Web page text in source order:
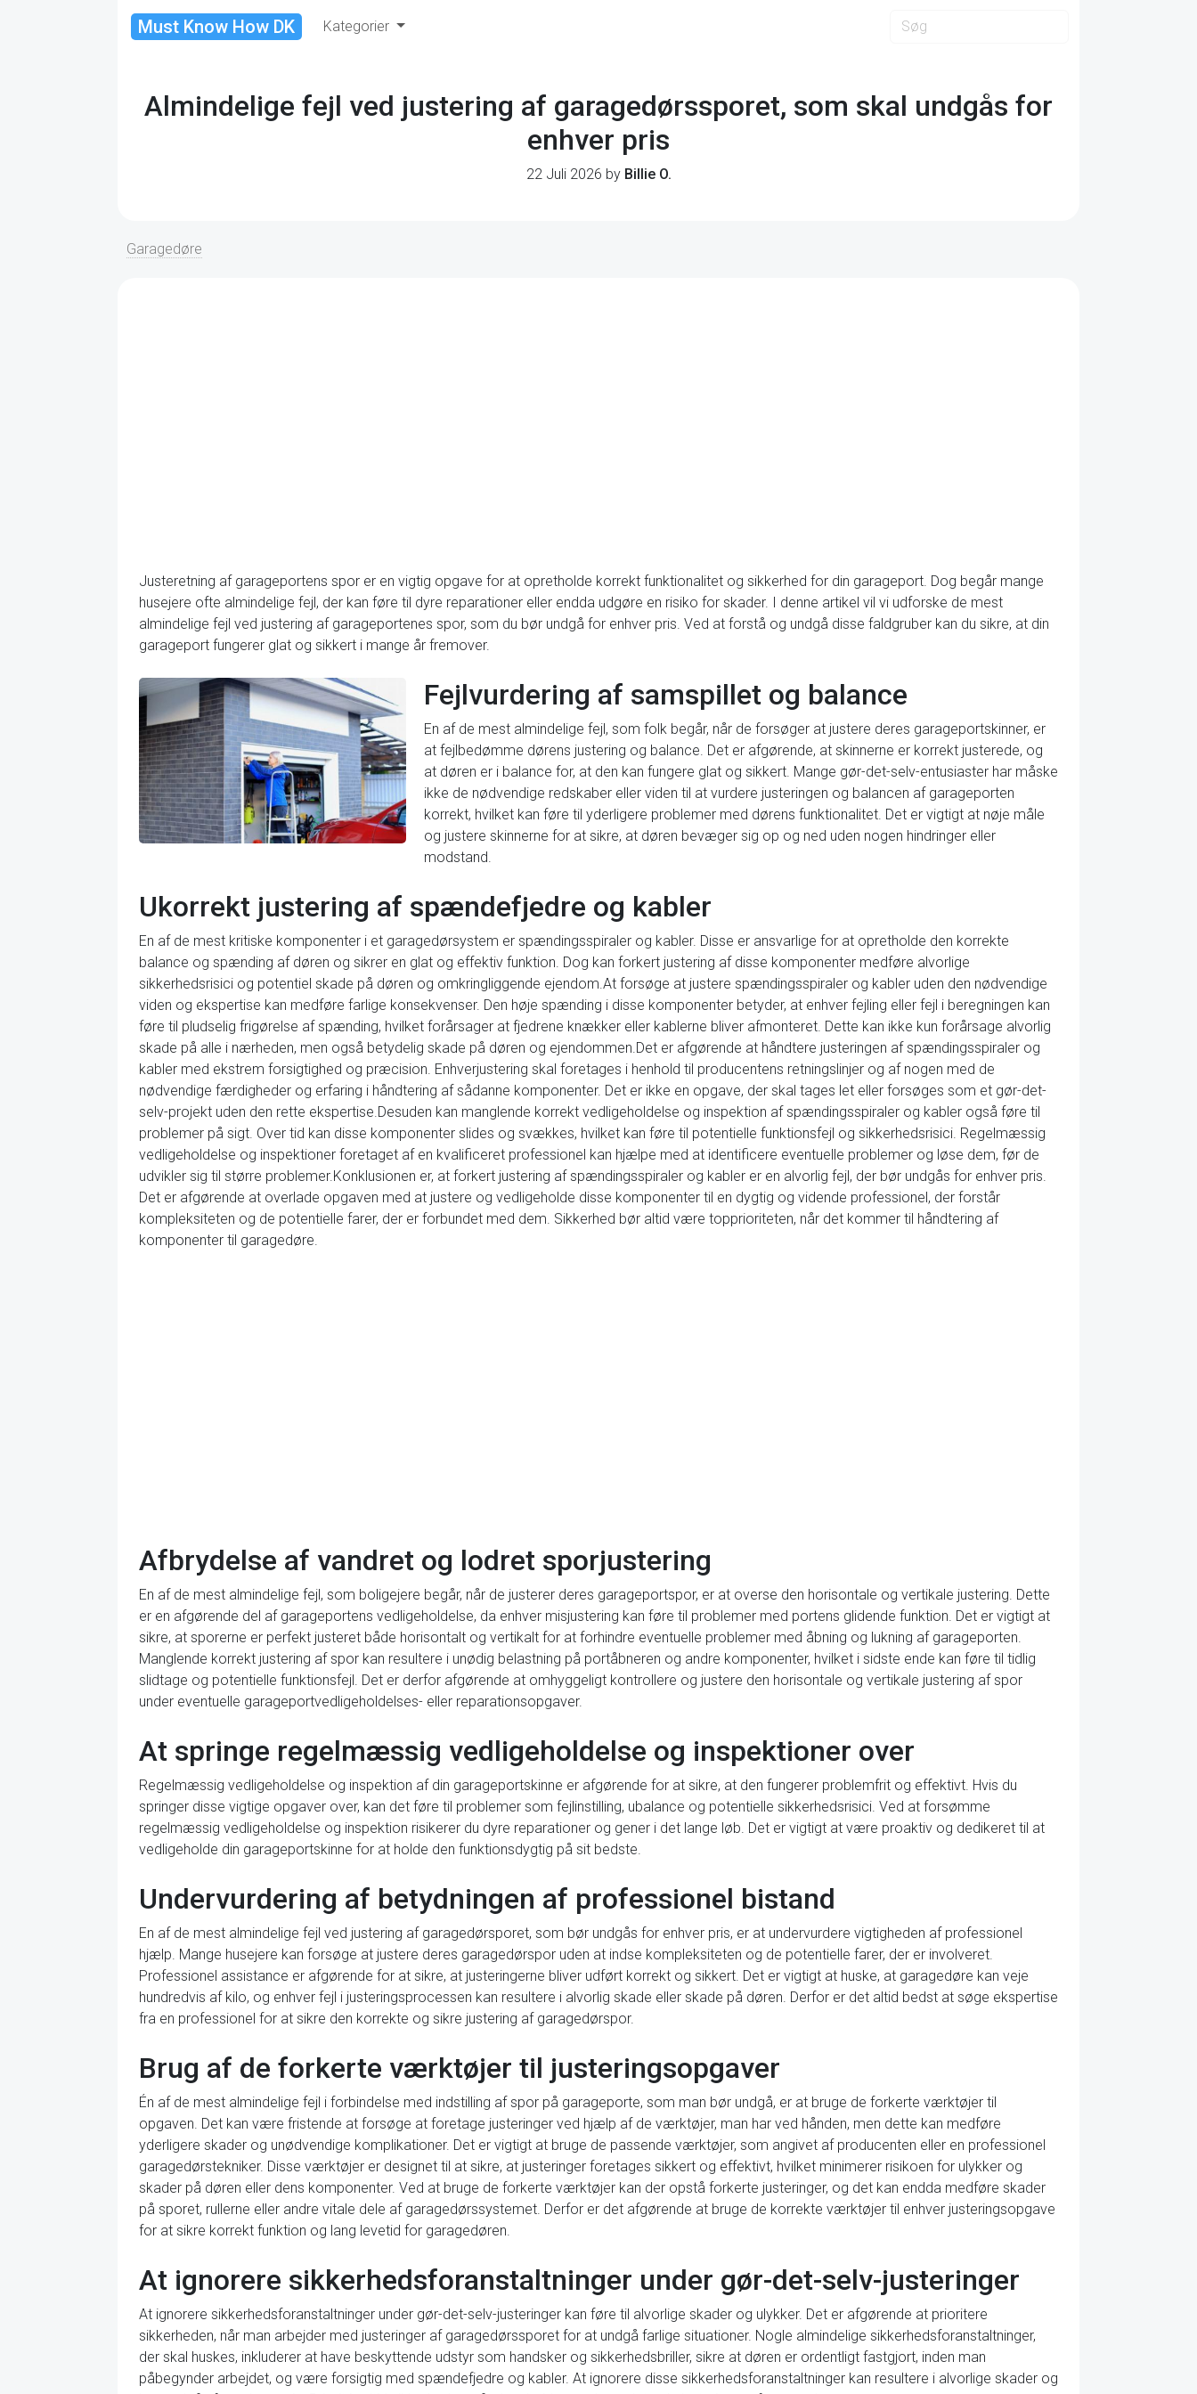
Must Know How DK Kategorier
Almindelige fejl ved justering af garagedørssporet, som skal undgås for
enhver pris
22 Juli 2026 by Billie O.
Garagedøre
Justeretning af garageportens spor er en vigtig opgave for at opretholde korrekt funktionalitet og sikkerhed for din garageport. Dog begår mange
husejere ofte almindelige fejl, der kan føre til dyre reparationer eller endda udgøre en risiko for skader. I denne artikel vil vi udforske de mest
almindelige fejl ved justering af garageportenes spor, som du bør undgå for enhver pris. Ved at forstå og undgå disse faldgruber kan du sikre, at din
garageport fungerer glat og sikkert i mange år fremover.
Fejlvurdering af samspillet og balance
En af de mest almindelige fejl, som folk begår, når de forsøger at justere deres garageportskinner, er
at fejlbedømme dørens justering og balance. Det er afgørende, at skinnerne er korrekt justerede, og
at døren er i balance for, at den kan fungere glat og sikkert. Mange gør-det-selv-entusiaster har måske
ikke de nødvendige redskaber eller viden til at vurdere justeringen og balancen af garageporten
korrekt, hvilket kan føre til yderligere problemer med dørens funktionalitet. Det er vigtigt at nøje måle
og justere skinnerne for at sikre, at døren bevæger sig op og ned uden nogen hindringer eller
modstand.
Ukorrekt justering af spændefjedre og kabler
En af de mest kritiske komponenter i et garagedørsystem er spændingsspiraler og kabler. Disse er ansvarlige for at opretholde den korrekte
balance og spænding af døren og sikrer en glat og effektiv funktion. Dog kan forkert justering af disse komponenter medføre alvorlige
sikkerhedsrisici og potentiel skade på døren og omkringliggende ejendom.At forsøge at justere spændingsspiraler og kabler uden den nødvendige
viden og ekspertise kan medføre farlige konsekvenser. Den høje spænding i disse komponenter betyder, at enhver fejling eller fejl i beregningen kan
føre til pludselig frigørelse af spænding, hvilket forårsager at fjedrene knækker eller kablerne bliver afmonteret. Dette kan ikke kun forårsage alvorlig
skade på alle i nærheden, men også betydelig skade på døren og ejendommen.Det er afgørende at håndtere justeringen af spændingsspiraler og
kabler med ekstrem forsigtighed og præcision. Enhverjustering skal foretages i henhold til producentens retningslinjer og af nogen med de
nødvendige færdigheder og erfaring i håndtering af sådanne komponenter. Det er ikke en opgave, der skal tages let eller forsøges som et gør-det-
selv-projekt uden den rette ekspertise.Desuden kan manglende korrekt vedligeholdelse og inspektion af spændingsspiraler og kabler også føre til
problemer på sigt. Over tid kan disse komponenter slides og svækkes, hvilket kan føre til potentielle funktionsfejl og sikkerhedsrisici. Regelmæssig
vedligeholdelse og inspektioner foretaget af en kvalificeret professionel kan hjælpe med at identificere eventuelle problemer og løse dem, før de
udvikler sig til større problemer.Konklusionen er, at forkert justering af spændingsspiraler og kabler er en alvorlig fejl, der bør undgås for enhver pris.
Det er afgørende at overlade opgaven med at justere og vedligeholde disse komponenter til en dygtig og vidende professionel, der forstår
kompleksiteten og de potentielle farer, der er forbundet med dem. Sikkerhed bør altid være topprioriteten, når det kommer til håndtering af
komponenter til garagedøre.
Afbrydelse af vandret og lodret sporjustering
En af de mest almindelige fejl, som boligejere begår, når de justerer deres garageportspor, er at overse den horisontale og vertikale justering. Dette
er en afgørende del af garageportens vedligeholdelse, da enhver misjustering kan føre til problemer med portens glidende funktion. Det er vigtigt at
sikre, at sporerne er perfekt justeret både horisontalt og vertikalt for at forhindre eventuelle problemer med åbning og lukning af garageporten.
Manglende korrekt justering af spor kan resultere i unødig belastning på portåbneren og andre komponenter, hvilket i sidste ende kan føre til tidlig
slidtage og potentielle funktionsfejl. Det er derfor afgørende at omhyggeligt kontrollere og justere den horisontale og vertikale justering af spor
under eventuelle garageportvedligeholdelses- eller reparationsopgaver.
At springe regelmæssig vedligeholdelse og inspektioner over
Regelmæssig vedligeholdelse og inspektion af din garageportskinne er afgørende for at sikre, at den fungerer problemfrit og effektivt. Hvis du
springer disse vigtige opgaver over, kan det føre til problemer som fejlinstilling, ubalance og potentielle sikkerhedsrisici. Ved at forsømme
regelmæssig vedligeholdelse og inspektion risikerer du dyre reparationer og gener i det lange løb. Det er vigtigt at være proaktiv og dedikeret til at
vedligeholde din garageportskinne for at holde den funktionsdygtig på sit bedste.
Undervurdering af betydningen af professionel bistand
En af de mest almindelige fejl ved justering af garagedørsporet, som bør undgås for enhver pris, er at undervurdere vigtigheden af professionel
hjælp. Mange husejere kan forsøge at justere deres garagedørspor uden at indse kompleksiteten og de potentielle farer, der er involveret.
Professionel assistance er afgørende for at sikre, at justeringerne bliver udført korrekt og sikkert. Det er vigtigt at huske, at garagedøre kan veje
hundredvis af kilo, og enhver fejl i justeringsprocessen kan resultere i alvorlig skade eller skade på døren. Derfor er det altid bedst at søge ekspertise
fra en professionel for at sikre den korrekte og sikre justering af garagedørspor.
Brug af de forkerte værktøjer til justeringsopgaver
Én af de mest almindelige fejl i forbindelse med indstilling af spor på garageporte, som man bør undgå, er at bruge de forkerte værktøjer til
opgaven. Det kan være fristende at forsøge at foretage justeringer ved hjælp af de værktøjer, man har ved hånden, men dette kan medføre
yderligere skader og unødvendige komplikationer. Det er vigtigt at bruge de passende værktøjer, som angivet af producenten eller en professionel
garagedørstekniker. Disse værktøjer er designet til at sikre, at justeringer foretages sikkert og effektivt, hvilket minimerer risikoen for ulykker og
skader på døren eller dens komponenter. Ved at bruge de forkerte værktøjer kan der opstå forkerte justeringer, og det kan endda medføre skader
på sporet, rullerne eller andre vitale dele af garagedørssystemet. Derfor er det afgørende at bruge de korrekte værktøjer til enhver justeringsopgave
for at sikre korrekt funktion og lang levetid for garagedøren.
At ignorere sikkerhedsforanstaltninger under gør-det-selv-justeringer
At ignorere sikkerhedsforanstaltninger under gør-det-selv-justeringer kan føre til alvorlige skader og ulykker. Det er afgørende at prioritere
sikkerheden, når man arbejder med justeringer af garagedørssporet for at undgå farlige situationer. Nogle almindelige sikkerhedsforanstaltninger,
der skal huskes, inkluderer at have beskyttende udstyr som handsker og sikkerhedsbriller, sikre at døren er ordentligt fastgjort, inden man
påbegynder arbejdet, og være forsigtig med spændefjedre og kabler. At ignorere disse sikkerhedsforanstaltninger kan resultere i alvorlige skader og